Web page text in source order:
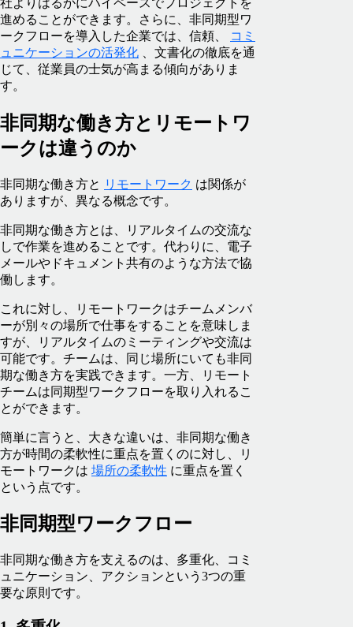
進めることができます。さらに、非同期型ワ
ークフローを導入した企業では、信頼、
コミ
ュニケーションの活発化 、文書化の徹底を通
じて、従業員の士気が高まる傾向がありま
す。
非同期な働き方とリモートワ
ークは違うのか
非同期な働き方と リモートワーク は関係が
ありますが、異なる概念です。
非同期な働き方とは、リアルタイムの交流な
しで作業を進めることです。代わりに、電子
メールやドキュメント共有のような方法で協
働します。
これに対し、リモートワークはチームメンバ
ーが別々の場所で仕事をすることを意味しま
すが、リアルタイムのミーティングや交流は
可能です。チームは、同じ場所にいても非同
期な働き方を実践できます。一方、リモート
チームは同期型ワークフローを取り入れるこ
とができます。
簡単に言うと、大きな違いは、非同期な働き
方が時間の柔軟性に重点を置くのに対し、リ
モートワークは 場所の柔軟性 に重点を置く
という点です。
非同期型ワークフロー
非同期な働き方を支えるのは、多重化、コミ
ュニケーション、アクションという3つの重
要な原則です。